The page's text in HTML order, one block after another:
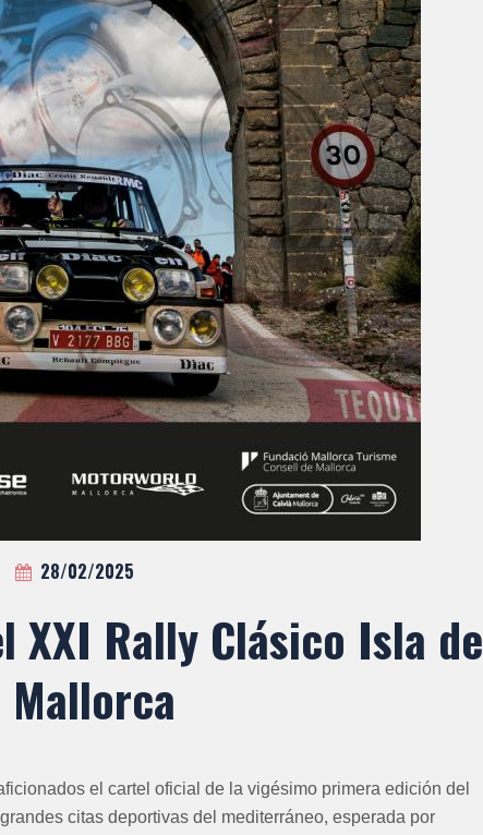
28/02/2025
XXI Rally Clásico Isla de
Mallorca
el cartel oficial de la vigésimo primera edición del
citas deportivas del mediterráneo, esperada por